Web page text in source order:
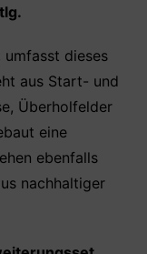
dieses
aus Start- und
Überholfelder
eine
ebenfalls
nachhaltiger